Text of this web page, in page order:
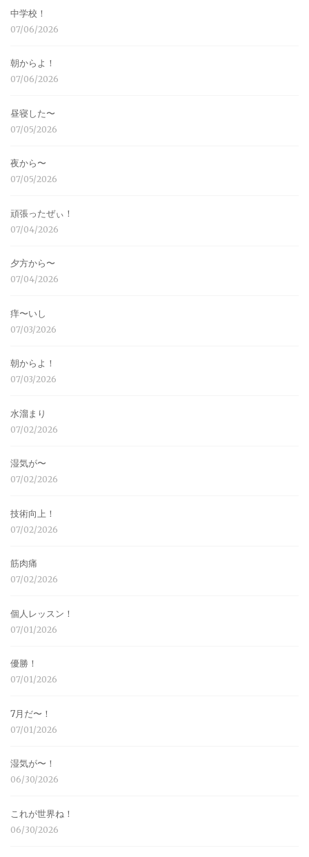
中学校！
07/06/2026
朝からよ！
07/06/2026
昼寝した〜
07/05/2026
夜から〜
07/05/2026
頑張ったぜぃ！
07/04/2026
夕方から〜
07/04/2026
痒〜いし
07/03/2026
朝からよ！
07/03/2026
水溜まり
07/02/2026
湿気が〜
07/02/2026
技術向上！
07/02/2026
筋肉痛
07/02/2026
個人レッスン！
07/01/2026
優勝！
07/01/2026
7月だ〜！
07/01/2026
湿気が〜！
06/30/2026
これが世界ね！
06/30/2026